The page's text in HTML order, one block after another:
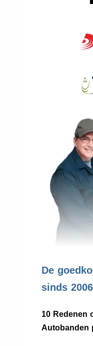
De
sinds 2006
10 Redenen
Autobanden